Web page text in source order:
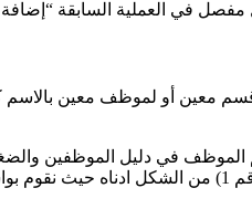
معين أو لموظف معين بالاسم
الموظف في دليل الموظفين
يمكننا من إظهارها بواسطة ضغط توليفة مفاتيح الكيبورد الموجودة